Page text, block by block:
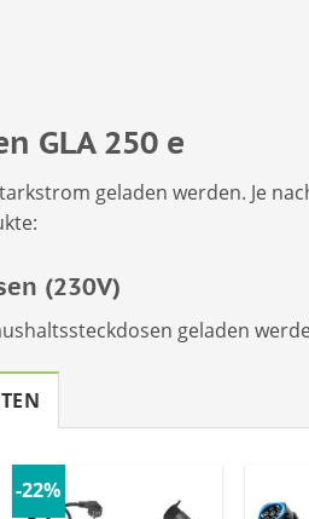
GLA 250 e
geladen werden. Je
(230V)
geladen
-22%